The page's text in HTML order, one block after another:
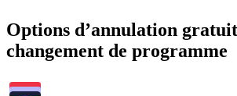
Options d’annulation
changement de programme